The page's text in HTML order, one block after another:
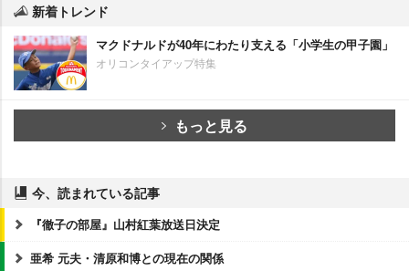
新着トレンド
マクドナルドが40年にわたり支える「小学生の甲子園」
オリコンタイアップ特集
もっと見る
今、読まれている記事
『徹子の部屋』山村紅葉放送日決定
亜希 元夫・清原和博との現在の関係